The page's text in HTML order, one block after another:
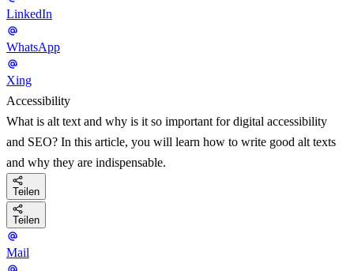
LinkedIn
WhatsApp
Xing
Accessibility
What is alt text and why is it so important for digital accessibility
and SEO? In this article, you will learn how to write good alt texts
and why they are indispensable.
Teilen
Teilen
Mail